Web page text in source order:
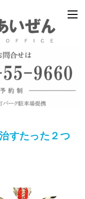
すたった２つ